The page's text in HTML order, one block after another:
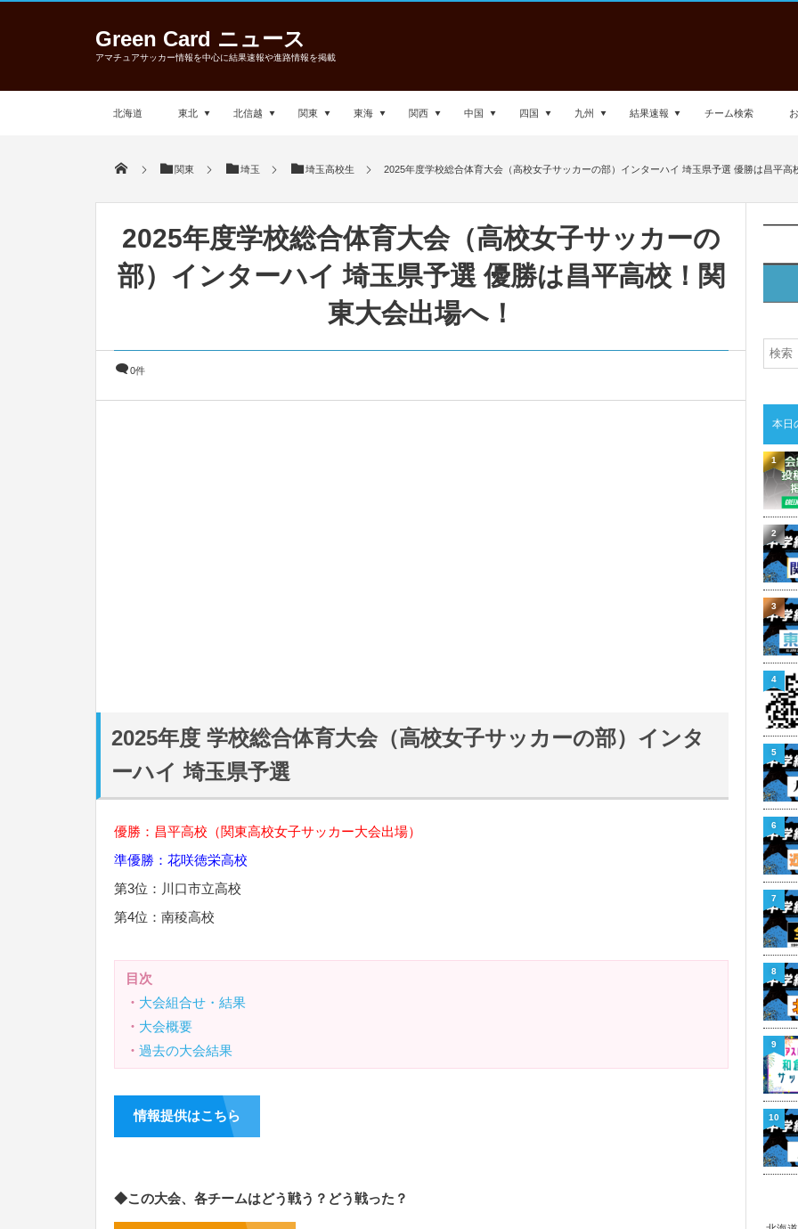
Green Card ニュース
アマチュアサッカー情報を中心に結果速報や進路情報を掲載
北海道 東北 北信越 関東 東海 関西 中国 四国 九州 結果速報 チーム検索
関東 埼玉 埼玉高校生 2025年度学校総合体育大会（高校女子サッカーの部）インターハイ 埼玉県予選 優勝は昌平高
2025年度学校総合体育大会（高校女子サッカーの
部）インターハイ 埼玉県予選 優勝は昌平高校！関
東大会出場へ！
0件
2025年度 学校総合体育大会（高校女子サッカーの部）インタ
ーハイ 埼玉県予選
優勝： 昌平高校 （関東高校女子サッカー大会出場）
準優勝： 花咲徳栄高校
第3位： 川口市立高校
第4位： 南稜高校
目次
・ 大会組合せ・結果
・ 大会概要
・ 過去の大会結果
情報提供はこちら
◆この大会、各チームはどう戦う？どう戦った？
本日
1
2
3
4
5
6
7
8
9
10